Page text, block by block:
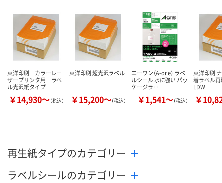
カゴへ カゴへ カ
東洋印刷 カラーレー
ザープリンタ用 ラベ
ル光沢紙タイプ
￥14,930～（税込）
東洋印刷 超光沢ラベル
￥15,200～（税込）
エーワン（A-one） ラベ
ルシール 水に強い パッ
ケージラ…
￥1,541～（税込）
東洋印刷
着ラベル
LDW
￥
再生紙タイプのカテゴリー
ラベルシールのカテゴリー